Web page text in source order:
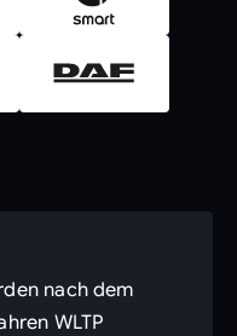
nach dem
WLTP